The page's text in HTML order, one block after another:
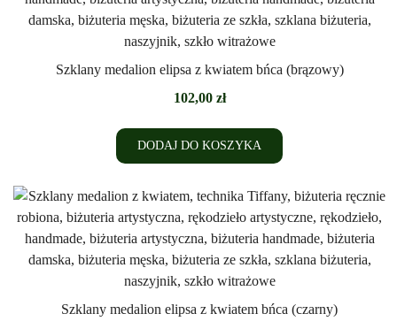
Szklany medalion elipsa z kwiatem bńca (brązowy)
102,00 zł
DODAJ DO KOSZYKA
Szklany medalion elipsa z kwiatem bńca (czarny)